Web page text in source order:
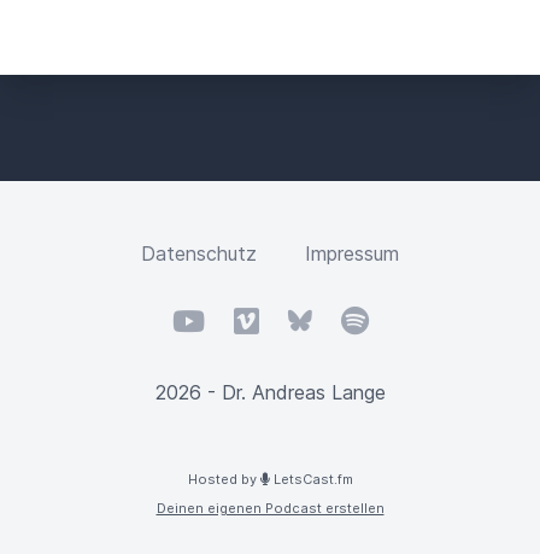
Datenschutz Impressum
YouTubeVimeo BlueskySpotify
2026 - Dr. Andreas Lange
Hosted by
LetsCast.fm
Deinen eigenen Podcast erstellen